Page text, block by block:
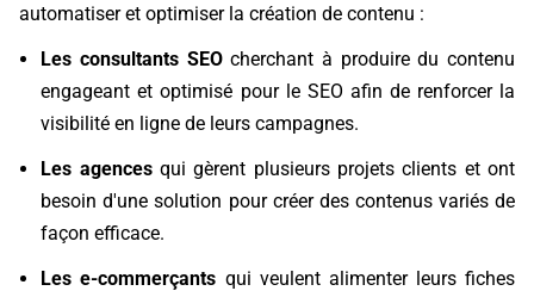
automatiser et optimiser la création de contenu :
Les consultants SEOcherchant à produire du contenu
engageant et optimisé pour le SEO afin de renforcer la
visibilité en ligne de leurs campagnes.
Les agencesqui gèrent plusieurs projets clients et ont
besoin d'une solution pour créer des contenus variés de
façon efficace.
Les e-commerçants qui veulent alimenter leurs fiches